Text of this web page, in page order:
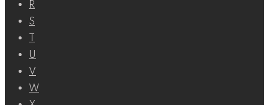
R
S
U
V
W